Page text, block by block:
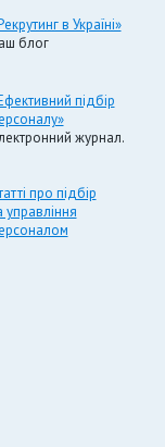
в Україні»
блог
підбір
журнал.
про підбір
управління